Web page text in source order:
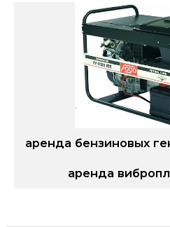
аренда бензиновых
аренда